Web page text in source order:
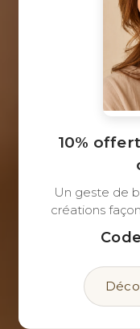
10%
Un geste de
créations